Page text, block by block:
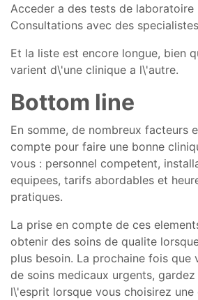
Acceder a des tests de laboratoire
Consultations avec des specialistes
Et la liste est encore longue, bien
varient d\'une clinique a l\'autre.
Bottom line
En somme, de nombreux facteurs
compte pour faire une bonne
vous : personnel competent,
equipees, tarifs abordables et
pratiques.
La prise en compte de ces
obtenir des soins de qualite
plus besoin. La prochaine fois que
de soins medicaux urgents,
l\'esprit lorsque vous choisirez une